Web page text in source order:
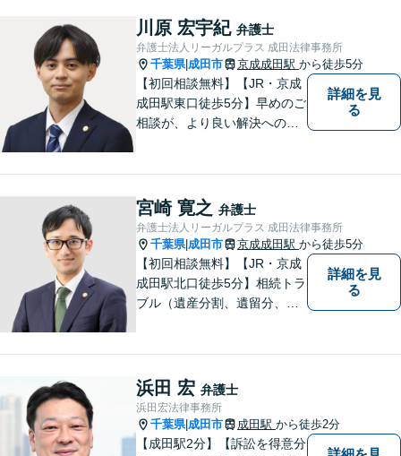
川原 宏宇紀 弁護士
弁護士法人リーガルプラス 成田法律事務所
千葉県| 成田市 京成成田駅 から徒歩5分
【初回相談無料】【JR・京成
成田駅東口徒歩5分】早めのご
相談が、より良い解決への第
す。どんな些細なことでも構
いませんので、遠慮なくご相
談ください。
詳細を見
る
宮崎 寛之 弁護士
弁護士法人リーガルプラス 成田法律事務所
千葉県| 成田市 京成成田駅 から徒歩5分
【初回相談無料】【JR・京成
成田駅北口徒歩5分】相続トラ
ブル（遺産分割、遺留分、遺
す。
詳細を見
る
浜田 宏 弁護士
浜田宏法律事務所
千葉県| 成田市 成田駅 から徒歩2分
【成田駅2分】【訴訟を得意分